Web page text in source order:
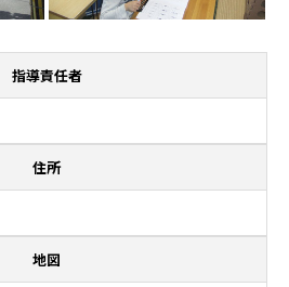
指導責任者
住所
地図